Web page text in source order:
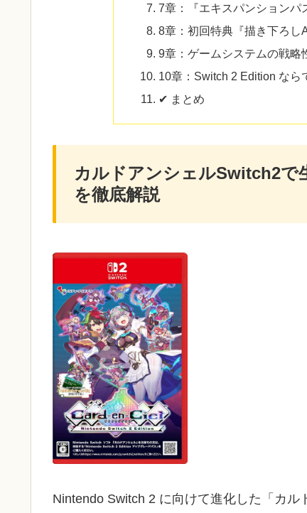
7章：『エキスパンションパ
8章：初回特典『描き下ろし
9章：ゲームシステムの戦
10章：Switch 2 Edition なら
✔ まとめ
カルドアンシェルSwitch2で
を徹底解説
Nintendo Switch 2 に向けて進化した「カ